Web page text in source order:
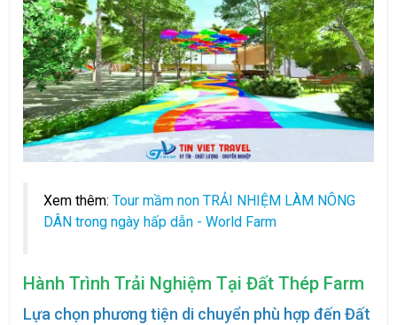
Xem thêm: Tour mầm non TRẢI NHIỆM LÀM NÔNG
DÂN trong ngày hấp dẫn - World Farm
Hành Trình Trải Nghiệm Tại Đất Thép Farm
Lựa chọn phương tiện di chuyển phù hợp đến Đất